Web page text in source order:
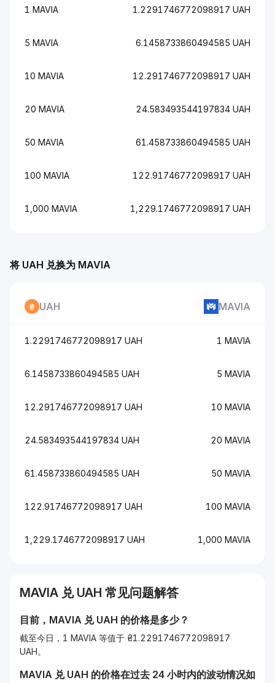
1 MAVIA 1.2291746772098917 UAH
5 MAVIA 6.1458733860494585 UAH
10 MAVIA 12.291746772098917 UAH
20 MAVIA 24.583493544197834 UAH
50 MAVIA 61.458733860494585 UAH
100 MAVIA 122.91746772098917 UAH
1,000 MAVIA 1,229.1746772098917 UAH
将 UAH 兑换为 MAVIA
UAH MAVIA
1.2291746772098917 UAH 1 MAVIA
6.1458733860494585 UAH 5 MAVIA
12.291746772098917 UAH 10 MAVIA
24.583493544197834 UAH 20 MAVIA
61.458733860494585 UAH 50 MAVIA
122.91746772098917 UAH 100 MAVIA
1,229.1746772098917 UAH 1,000 MAVIA
MAVIA 兑 UAH 常见问题解答
目前， MAVIA 兑 UAH 的价格是多少？
截至今日，1 MAVIA 等值于 ₴1.2291746772098917
UAH。
MAVIA 兑 UAH 的价格在过去 24 小时内的波动情况如